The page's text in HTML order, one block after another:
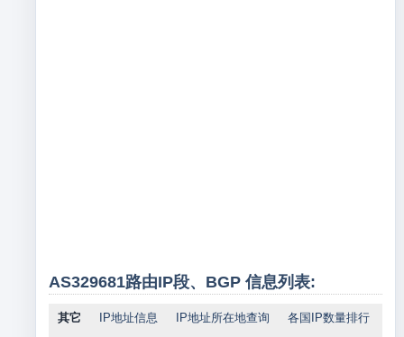
AS329681路由IP段、BGP 信息列表:
其它 IP地址信息 IP地址所在地查询 各国IP数量排行